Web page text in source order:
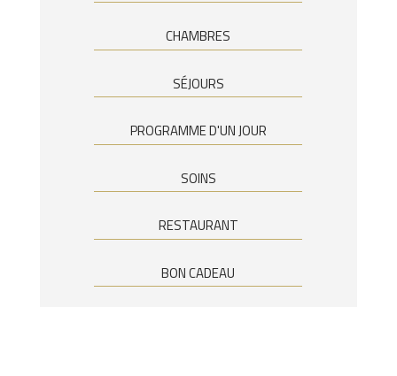
CHAMBRES
SÉJOURS
PROGRAMME D'UN JOUR
SOINS
RESTAURANT
BON CADEAU